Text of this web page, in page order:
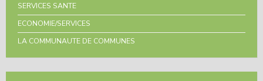
SERVICES SANTE
ECONOMIE/SERVICES
LA COMMUNAUTE DE COMMUNES